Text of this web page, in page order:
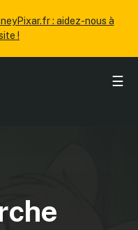
: aidez-nous à
!
☰